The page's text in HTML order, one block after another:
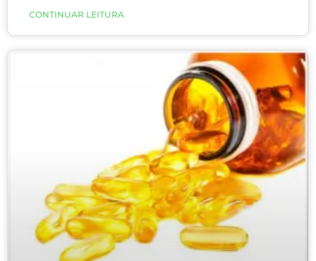
Em tempo de coronavírus temos que tomar muito
cuidado com fake news. Um recente estudo
realizado com mais de 10.000 pessoas avaliou o
efeito geral da suplementação de vitamina D sobre
o risco de infecção aguda do trato respiratório e
tentou identificar os fatores que modificam esse
CONTINUAR LEITURA